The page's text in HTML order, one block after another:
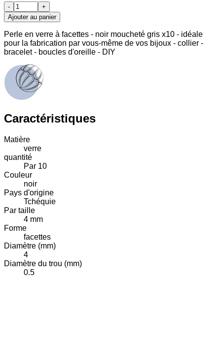
-
+
Ajouter au panier
Perle en verre à facettes - noir moucheté gris x10 - idéale
pour la fabrication par vous-même de vos bijoux - collier -
bracelet - boucles d'oreille - DIY
Caractéristiques
Matière
verre
quantité
Par 10
Couleur
noir
Pays d'origine
Tchéquie
Par taille
4 mm
Forme
facettes
Diamètre (mm)
4
Diamètre du trou (mm)
0.5